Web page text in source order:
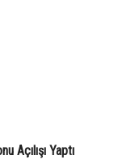
Açılışı Yaptı